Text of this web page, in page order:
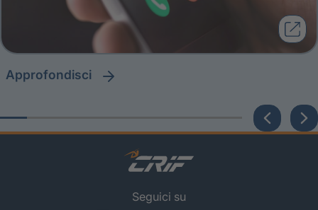
approfondisci
Seguici su